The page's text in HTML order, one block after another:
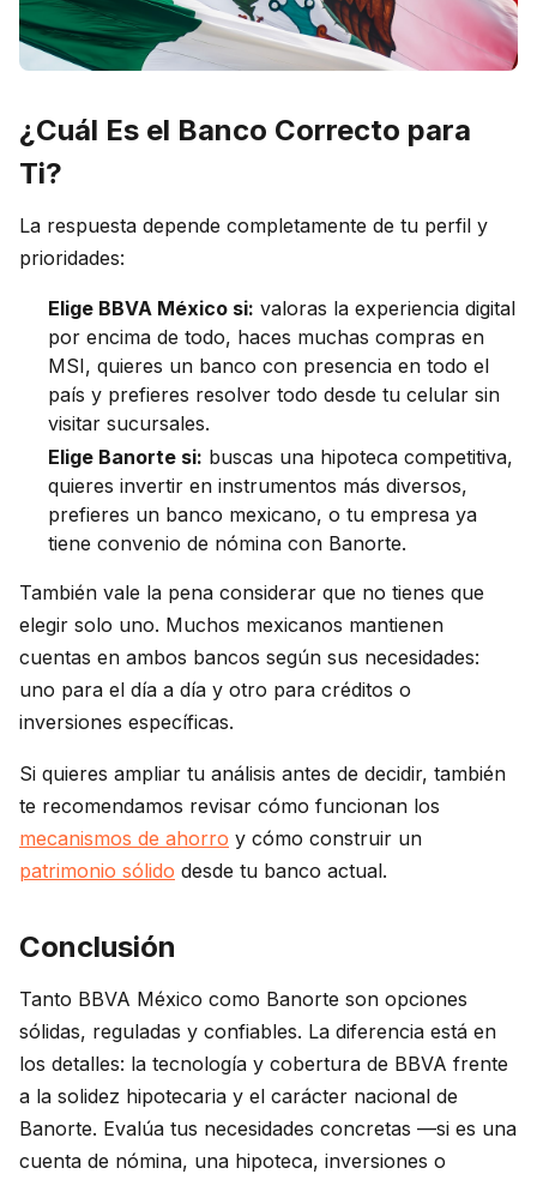
¿Cuál Es el Banco Correcto para
Ti?
La respuesta depende completamente de tu perfil y
prioridades:
Elige BBVA México si: valoras la experiencia digital
por encima de todo, haces muchas compras en
MSI, quieres un banco con presencia en todo el
país y prefieres resolver todo desde tu celular sin
visitar sucursales.
Elige Banorte si: buscas una hipoteca competitiva,
quieres invertir en instrumentos más diversos,
prefieres un banco mexicano, o tu empresa ya
tiene convenio de nómina con Banorte.
También vale la pena considerar que no tienes que
elegir solo uno. Muchos mexicanos mantienen
cuentas en ambos bancos según sus necesidades:
uno para el día a día y otro para créditos o
inversiones específicas.
Si quieres ampliar tu análisis antes de decidir, también
te recomendamos revisar cómo funcionan los
mecanismos de ahorro y cómo construir un
patrimonio sólido desde tu banco actual.
Conclusión
Tanto BBVA México como Banorte son opciones
sólidas, reguladas y confiables. La diferencia está en
los detalles: la tecnología y cobertura de BBVA frente
a la solidez hipotecaria y el carácter nacional de
Banorte. Evalúa tus necesidades concretas —si es una
cuenta de nómina, una hipoteca, inversiones o